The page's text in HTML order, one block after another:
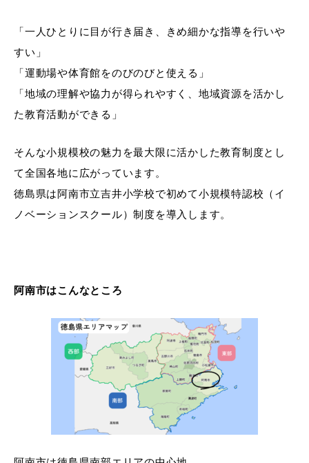
「一人ひとりに目が行き届き、きめ細かな指導を行いや
すい」
「運動場や体育館をのびのびと使える」
「地域の理解や協力が得られやすく、地域資源を活かし
た教育活動ができる」
そんな小規模校の魅力を最大限に活かした教育制度とし
て全国各地に広がっています。
徳島県は阿南市立吉井小学校で初めて小規模特認校（イ
ノベーションスクール）制度を導入します。
阿南市はこんなところ